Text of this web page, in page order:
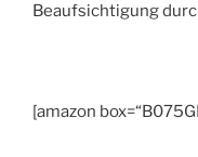
Beaufsichtigung
[amazon